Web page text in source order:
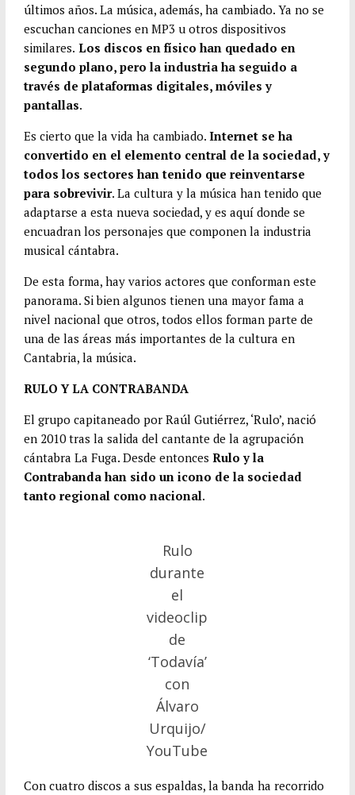
últimos años. La música, además, ha cambiado. Ya no se
escuchan canciones en MP3 u otros dispositivos
similares. Los discos en físico han quedado en
segundo plano, pero la industria ha seguido a
través de plataformas digitales, móviles y
pantallas.
Es cierto que la vida ha cambiado. Internet se ha
convertido en el elemento central de la sociedad, y
todos los sectores han tenido que reinventarse
para sobrevivir. La cultura y la música han tenido que
adaptarse a esta nueva sociedad, y es aquí donde se
encuadran los personajes que componen la industria
musical cántabra.
De esta forma, hay varios actores que conforman este
panorama. Si bien algunos tienen una mayor fama a
nivel nacional que otros, todos ellos forman parte de
una de las áreas más importantes de la cultura en
Cantabria, la música.
RULO Y LA CONTRABANDA
El grupo capitaneado por Raúl Gutiérrez, ‘Rulo’, nació
en 2010 tras la salida del cantante de la agrupación
cántabra La Fuga. Desde entonces Rulo y la
Contrabanda han sido un icono de la sociedad
tanto regional como nacional.
Rulo
durante
el
videoclip
de
‘Todavía’
con
Álvaro
Urquijo/
YouTube
Con cuatro discos a sus espaldas, la banda ha recorrido